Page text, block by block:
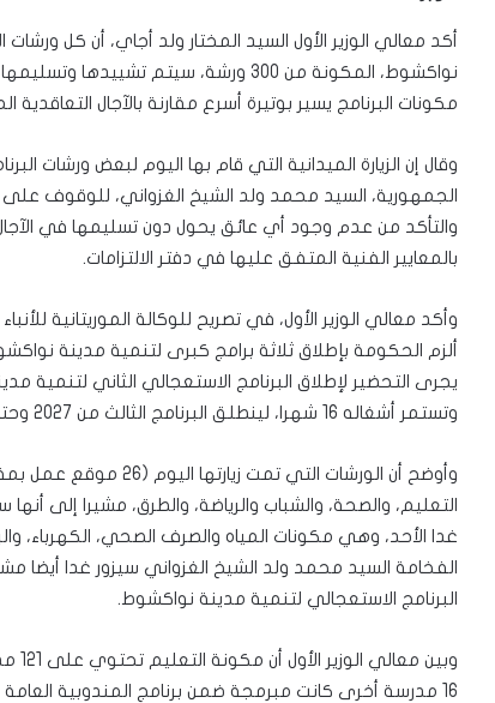
أكد معالي الوزير الأول السيد المختار ولد أجاي، أن كل
نواكشوط، المكونة من 300 ورشة، سيتم
مكونات البرنامج يسير بوتيرة أسرع مقارنة بالآجال التعاقدية
وقال إن الزيارة الميدانية التي قام بها اليوم لبعض ورشات
الجمهورية، السيد محمد ولد الشيخ الغزواني، للوقوف على
والتأكد من عدم وجود أي عائق يحول دون تسليمها في الآجال
بالمعايير الفنية المتفق عليها في دفتر الالتزامات.
وأكد معالي الوزير الأول، في تصريح للوكالة الموريتانية
ألزم الحكومة بإطلاق ثلاثة برامج كبرى لتنمية مدينة
يجرى التحضير لإطلاق البرنامج الاستعجالي الثاني لتنمية
وتستمر أشغاله 16 شهرا، لينطلق البرنامج الثالث من 2027 وحتى نهاية 2028.
وأوضح أن الورشات التي
التعليم، والصحة، والشباب والرياضة، والطرق، مشيرا إلى أنها
غدا الأحد، وهي مكونات المياه والصرف الصحي، الكهرباء،
الفخامة السيد محمد ولد الشيخ الغزواني سيزور غدا أيضا
البرنامج الاستعجالي لتنمية مدينة نواكشوط.
16 مدرسة أخرى كانت مبرمجة ضمن برنامج المندوبية العامة